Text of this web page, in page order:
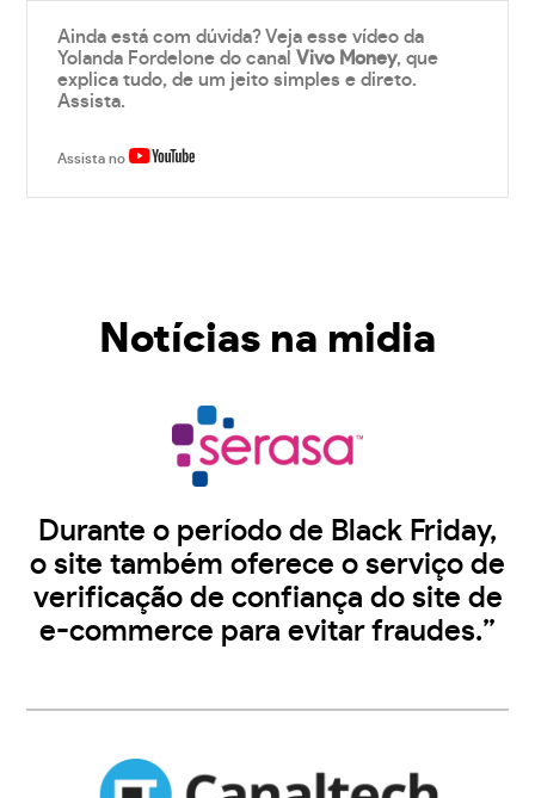
Ainda está com dúvida? Veja esse vídeo da
Yolanda Fordelone do canalVivo Money, que
explica tudo, de um jeito simples e direto.
Assista.
Assista no
Notícias na midia
Durante o período de Black Friday,
o site também oferece o serviço de
verificação de confiança do site de
e-commerce para evitar fraudes.”